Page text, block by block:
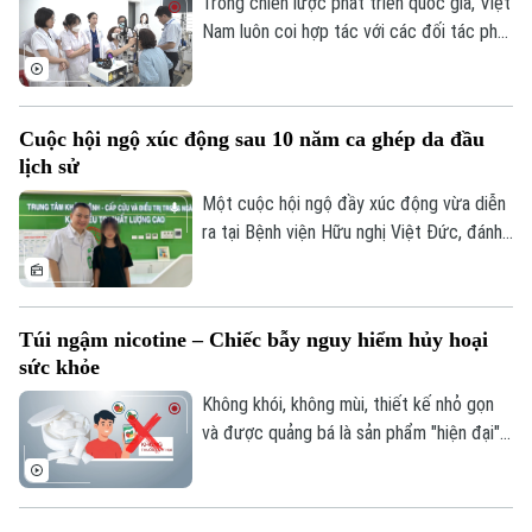
Quần vợt
Golf
Tin tức
Sao
Điện ảnh
Thời trang
Âm nhạc
Đã phát sóng
Nam luôn coi hợp tác với các đối tác phát
sức khỏe công bằng, bền vững. Trong lĩnh
lòa, Orbis - tổ chức phi chính phủ quốc tế
- đã đồng hành với ngành mắt Việt Nam
Cuộc hội ngộ xúc động sau 10 năm ca ghép da đầu
lịch sử
Một cuộc hội ngộ đầy xúc động vừa diễn
ra tại Bệnh viện Hữu nghị Việt Đức, đánh
Túi ngậm nicotine – Chiếc bẫy nguy hiểm hủy hoại
sức khỏe
Không khói, không mùi, thiết kế nhỏ gọn
và được quảng bá là sản phẩm "hiện đại",